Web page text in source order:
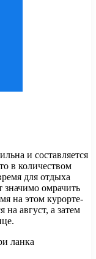
и составляется
в количеством
для отдыха
значимо омрачить
на этом курорте-
август, а затем